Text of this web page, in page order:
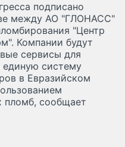
подписано
между АО "ГЛОНАСС"
"Центр
Компании будут
сервисы для
единую систему
в Евразийском
пломб, сообщает